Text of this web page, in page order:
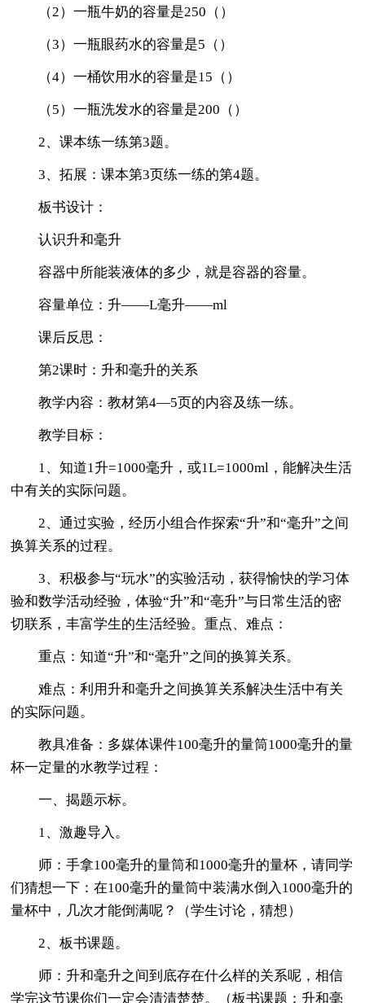
（2）一瓶牛奶的容量是250（）
（3）一瓶眼药水的容量是5（）
（4）一桶饮用水的容量是15（）
（5）一瓶洗发水的容量是200（）
2、课本练一练第3题。
3、拓展：课本第3页练一练的第4题。
板书设计：
认识升和毫升
容器中所能装液体的多少，就是容器的容量。
容量单位：升——L毫升——ml
课后反思：
第2课时：升和毫升的关系
教学内容：教材第4—5页的内容及练一练。
教学目标：
1、知道1升=1000毫升，或1L=1000ml，能解决生活
中有关的实际问题。
2、通过实验，经历小组合作探索“升”和“毫升”之间
换算关系的过程。
3、积极参与“玩水”的实验活动，获得愉快的学习体
验和数学活动经验，体验“升”和“亳升”与日常生活的密
切联系，丰富学生的生活经验。重点、难点：
重点：知道“升”和“毫升”之间的换算关系。
难点：利用升和毫升之间换算关系解决生活中有关
的实际问题。
教具准备：多媒体课件100毫升的量筒1000毫升的量
杯一定量的水教学过程：
一、揭题示标。
1、激趣导入。
师：手拿100毫升的量筒和1000毫升的量杯，请同学
们猜想一下：在100毫升的量筒中装满水倒入1000毫升的
量杯中，几次才能倒满呢？（学生讨论，猜想）
2、板书课题。
师：升和毫升之间到底存在什么样的关系呢，相信
学完这节课你们一定会清清楚楚。（板书课题：升和毫